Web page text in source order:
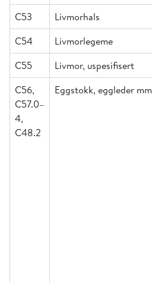
C53
Livmorhals
C54
Livmorlegeme
C55
Livmor, uspesifisert
C56,
C57.0–
4,
C48.2
Eggstokk, eggleder mm